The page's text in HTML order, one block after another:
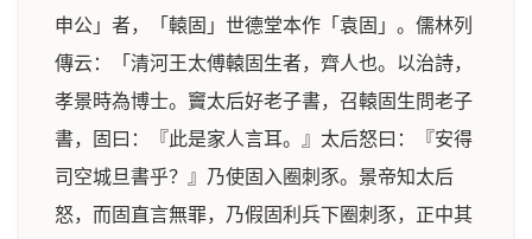
申公」者，「轅固」世德堂本作「袁固」。儒林列
傳云：「清河王太傅轅固生者，齊人也。以治詩，
孝景時為博士。竇太后好老子書，召轅固生問老子
書，固曰：『此是家人言耳。』太后怒曰：『安得
司空城旦書乎？』乃使固入圈刺豕。景帝知太后
怒，而固直言無罪，乃假固利兵下圈刺豕，正中其